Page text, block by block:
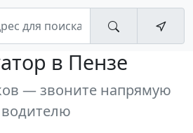
в Пензе
— звоните напрямую
водителю